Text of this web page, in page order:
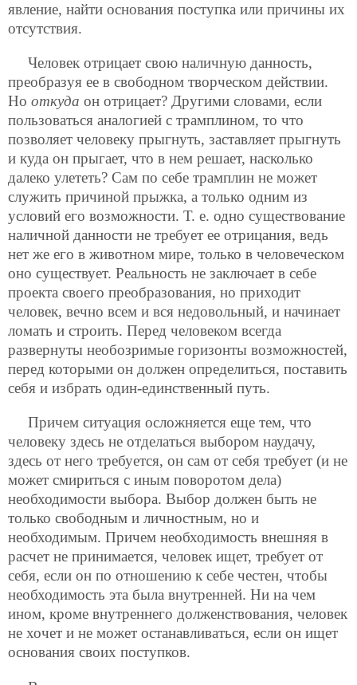
явление, найти основания поступка или причины их
отсутствия.
Человек отрицает свою наличную данность,
преобразуя ее в свободном творческом действии.
Но откуда он отрицает? Другими словами, если
пользоваться аналогией с трамплином, то что
позволяет человеку прыгнуть, заставляет прыгнуть
и куда он прыгает, что в нем решает, насколько
далеко улететь? Сам по себе трамплин не может
служить причиной прыжка, а только одним из
условий его возможности. Т. е. одно существование
наличной данности не требует ее отрицания, ведь
нет же его в животном мире, только в человеческом
оно существует. Реальность не заключает в себе
проекта своего преобразования, но приходит
человек, вечно всем и вся недовольный, и начинает
ломать и строить. Перед человеком всегда
развернуты необозримые горизонты возможностей,
перед которыми он должен определиться, поставить
себя и избрать один-единственный путь.
Причем ситуация осложняется еще тем, что
человеку здесь не отделаться выбором наудачу,
здесь от него требуется, он сам от себя требует (и не
может смириться с иным поворотом дела)
необходимости выбора. Выбор должен быть не
только свободным и личностным, но и
необходимым. Причем необходимость внешняя в
расчет не принимается, человек ищет, требует от
себя, если он по отношению к себе честен, чтобы
необходимость эта была внутренней. Ни на чем
ином, кроме внутреннего долженствования, человек
не хочет и не может останавливаться, если он ищет
основания своих поступков.